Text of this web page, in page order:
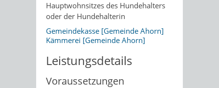
Hauptwohnsitzes des Hundehalters
oder der Hundehalterin
Gemeindekasse [Gemeinde Ahorn]
Kämmerei [Gemeinde Ahorn]
Leistungsdetails
Voraussetzungen